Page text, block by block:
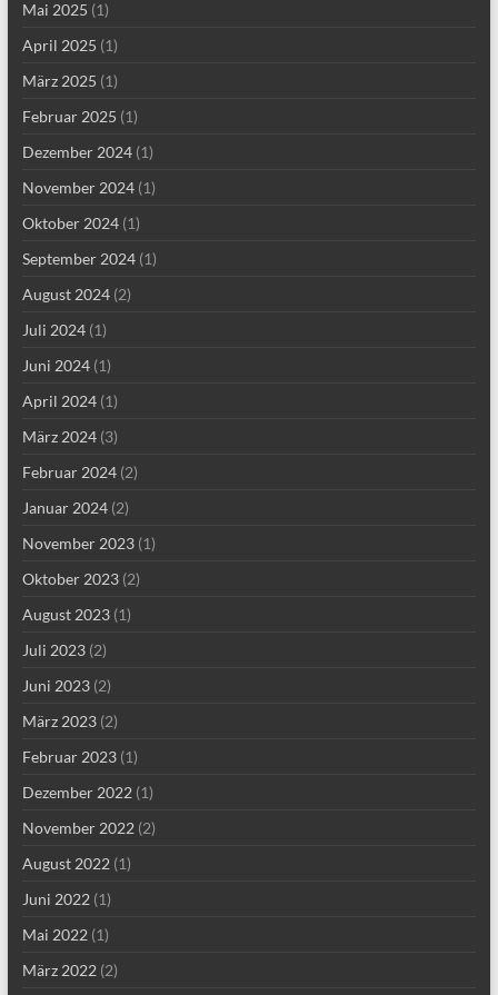
Mai 2025 (1)
April 2025 (1)
März 2025 (1)
Februar 2025 (1)
Dezember 2024(1)
November 2024(1)
Oktober 2024(1)
September 2024(1)
August 2024(2)
Juli 2024(1)
Juni 2024(1)
April 2024(1)
März 2024(3)
Februar 2024(2)
Januar 2024(2)
November 2023(1)
Oktober 2023(2)
August 2023(1)
Juli 2023(2)
Juni 2023(2)
März 2023(2)
Februar 2023(1)
Dezember 2022(1)
November 2022(2)
August 2022(1)
Juni 2022(1)
Mai 2022(1)
März 2022(2)